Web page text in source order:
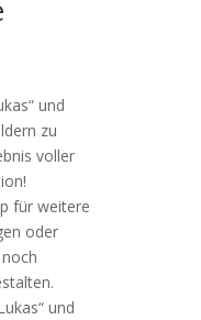
und
zu
voller
für weitere
oder
und